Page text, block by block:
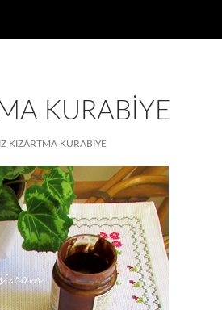
KURABIYE
KIZARTMA KURABIYE